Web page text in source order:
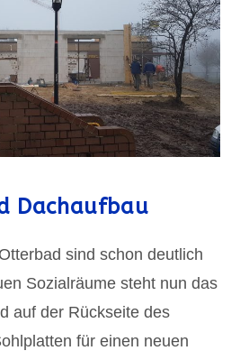
Dachaufbau
sind schon deutlich
Sozialräume steht nun das
auf der Rückseite des
für einen neuen